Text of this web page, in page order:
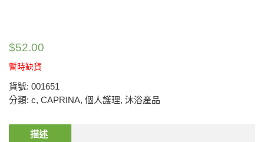
$52.00
暫時缺貨
貨號: 001651
分類: c, CAPRINA, 個人護理, 沐浴產品
描述